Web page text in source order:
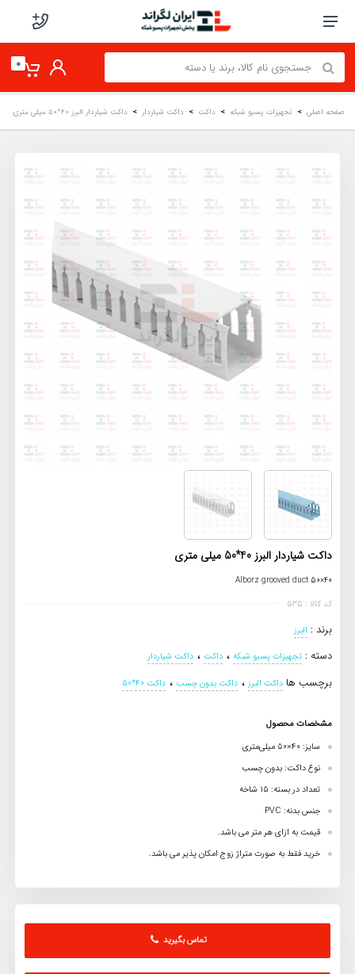
0
صفحه اصلی تجهیزات پسیو شبکه داکت داکت شیاردار داکت شیاردار البرز 40*50 میلی‌ متری
داکت شیاردار البرز 40*50 میلی‌ متری
Alborz grooved duct 50×40
کد کالا : 535
برند : البرز
دسته : تجهیزات پسیو شبکه ، داکت ، داکت شیاردار
برچسب ها داکت البرز ، داکت بدون چسب ، داکت 40*50
مشخصات محصول
سایز: 40×50 میلی‌متری
نوع داکت: بدون ‌چسب
تعداد در بسته: 15 شاخه
جنس بدنه: PVC
قیمت به ازای هر متر می باشد.
خرید فقط به صورت متراژ زوج امکان پذیر می باشد.
تماس بگیرید